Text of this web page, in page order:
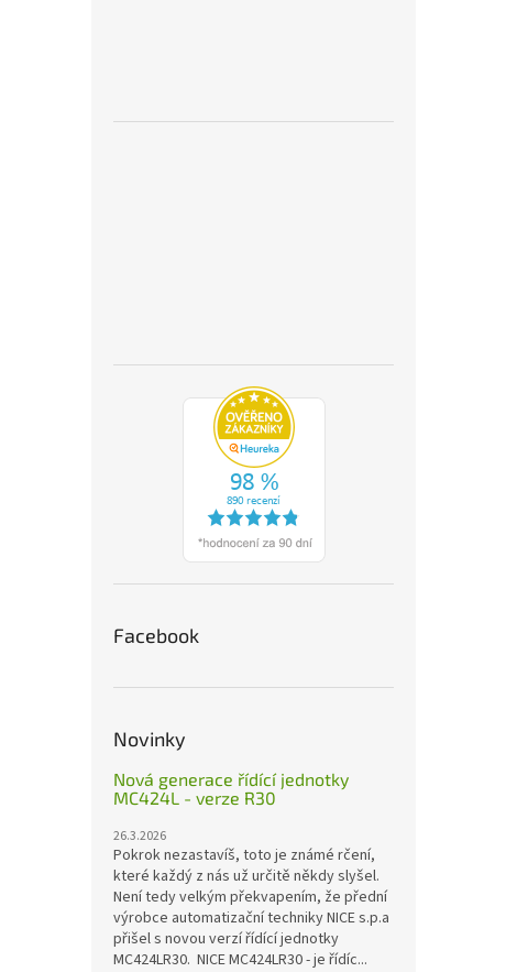
Facebook
Novinky
Nová generace řídící jednotky
MC424L - verze R30
26.3.2026
Pokrok nezastavíš, toto je známé rčení,
které každý z nás už určitě někdy slyšel.
Není tedy velkým překvapením, že přední
výrobce automatizační techniky NICE s.p.a
přišel s novou verzí řídící jednotky
MC424LR30. NICE MC424LR30 - je řídíc...